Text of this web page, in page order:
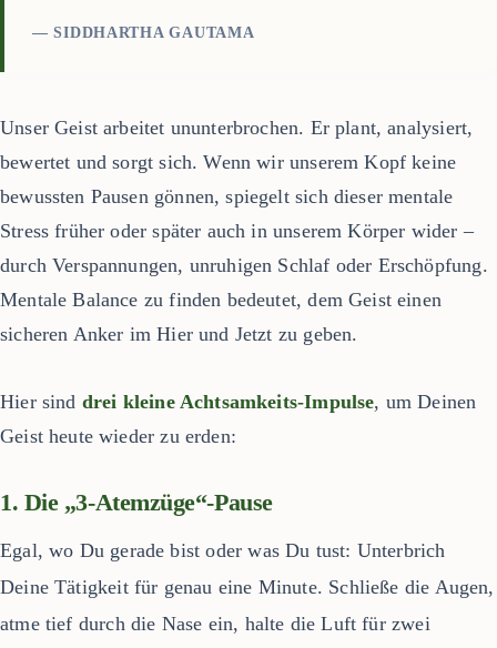
— SIDDHARTHA GAUTAMA
Unser Geist arbeitet ununterbrochen. Er plant, analysiert,
bewertet und sorgt sich. Wenn wir unserem Kopf keine
bewussten Pausen gönnen, spiegelt sich dieser mentale
Stress früher oder später auch in unserem Körper wider –
durch Verspannungen, unruhigen Schlaf oder Erschöpfung.
Mentale Balance zu finden bedeutet, dem Geist einen
sicheren Anker im Hier und Jetzt zu geben.
Hier sind drei kleine Achtsamkeits-Impulse, um Deinen
Geist heute wieder zu erden:
1. Die „3-Atemzüge“-Pause
Egal, wo Du gerade bist oder was Du tust: Unterbrich
Deine Tätigkeit für genau eine Minute. Schließe die Augen,
atme tief durch die Nase ein, halte die Luft für zwei